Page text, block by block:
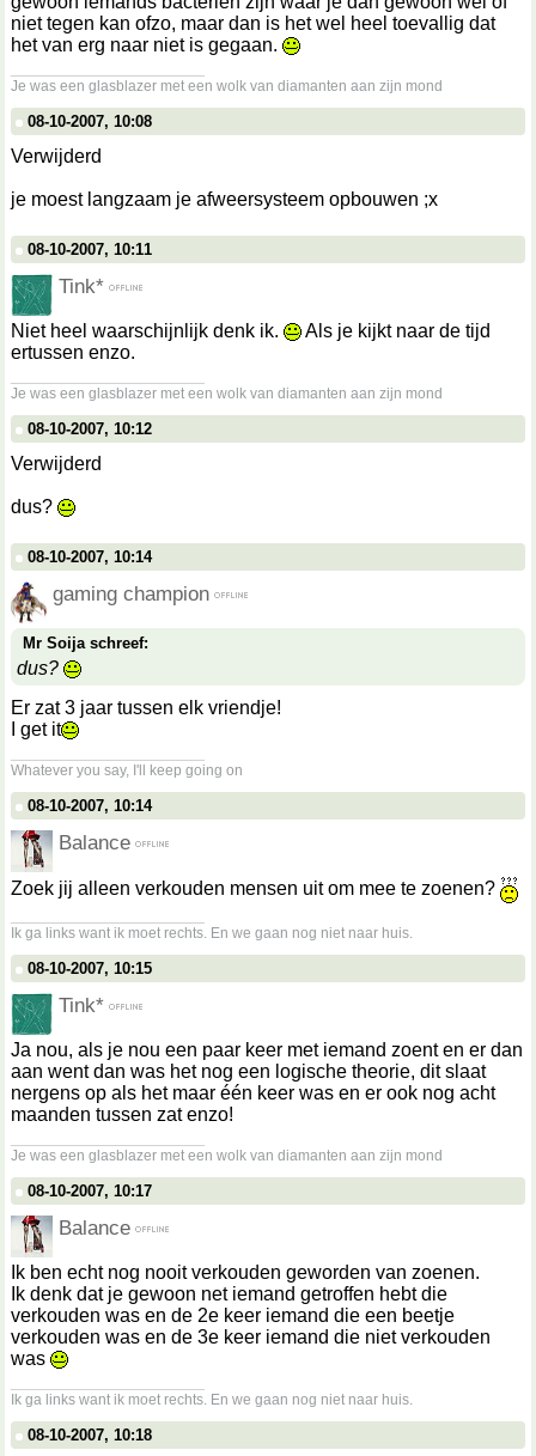
niet tegen kan ofzo, maar dan is het wel heel toevallig dat
het van erg naar niet is gegaan.
Je was een glasblazer met een wolk van diamanten aan zijn mond
08-10-2007, 10:08
Verwijderd
je moest langzaam je afweersysteem opbouwen ;x
08-10-2007, 10:11
Tink*
Niet heel waarschijnlijk denk ik.
Als je kijkt naar de tijd
ertussen enzo.
Je was een glasblazer met een wolk van diamanten aan zijn mond
08-10-2007, 10:12
Verwijderd
dus?
08-10-2007, 10:14
gaming champion
Mr Soija schreef:
dus?
Er zat 3 jaar tussen elk vriendje!
I get it
Whatever you say, I'll keep going on
08-10-2007, 10:14
Balance
Zoek jij alleen verkouden mensen uit om mee te zoenen?
Ik ga links want ik moet rechts. En we gaan nog niet naar huis.
08-10-2007, 10:15
Tink*
Ja nou, als je nou een paar keer met iemand zoent en er dan
aan went dan was het nog een logische theorie, dit slaat
nergens op als het maar één keer was en er ook nog acht
maanden tussen zat enzo!
Je was een glasblazer met een wolk van diamanten aan zijn mond
08-10-2007, 10:17
Balance
Ik ben echt nog nooit verkouden geworden van zoenen.
Ik denk dat je gewoon net iemand getroffen hebt die
verkouden was en de 2e keer iemand die een beetje
verkouden was en de 3e keer iemand die niet verkouden
was
Ik ga links want ik moet rechts. En we gaan nog niet naar huis.
08-10-2007, 10:18